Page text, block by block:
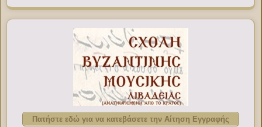
Πατήστε εδώ για να κατεβάσετε την Αίτηση Εγγραφής